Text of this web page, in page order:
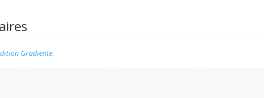
Gradiente